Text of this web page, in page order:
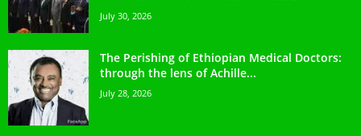
July 30, 2026
The Perishing of Ethiopian Medical Doctors:
through the lens of Achille...
July 28, 2026